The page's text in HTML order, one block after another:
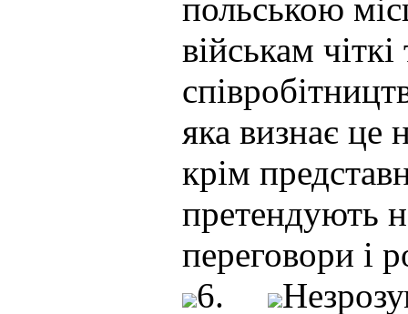
польською
військам
яка визнає
крім
претендують
переговори і
6.